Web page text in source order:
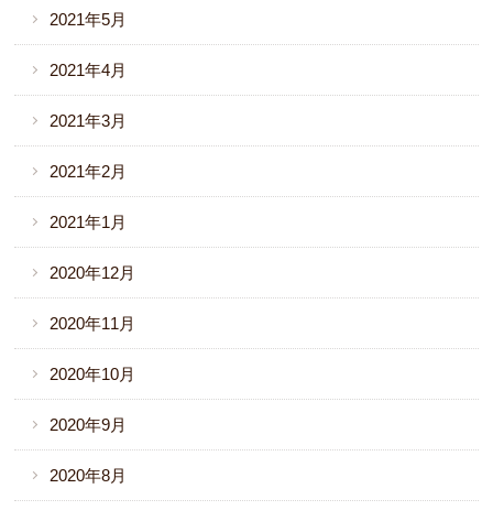
2021年5月
2021年4月
2021年3月
2021年2月
2021年1月
2020年12月
2020年11月
2020年10月
2020年9月
2020年8月